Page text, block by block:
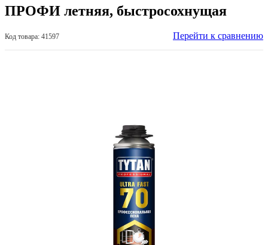
ПРОФИ летняя, быстросохнущая
Код товара: 41597 Перейти к сравнению